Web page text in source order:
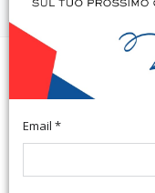
San
Monteriggioni
(Guidorama).
Email *